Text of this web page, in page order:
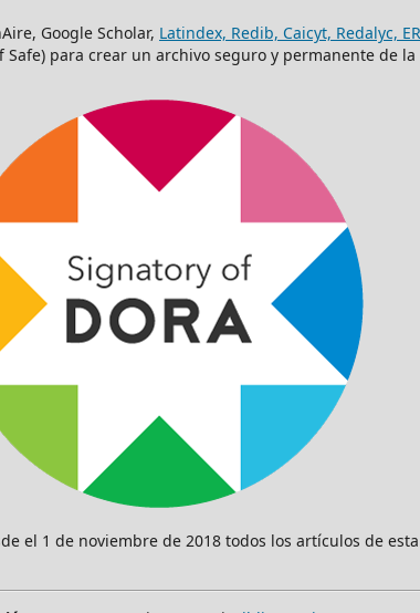
Google Scholar, Latindex, Redib, Caicyt, Redalyc,
Safe) para crear un archivo seguro y permanente de
el 1 de noviembre de 2018 todos los artículos de